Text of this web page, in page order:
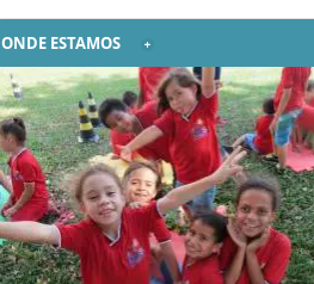
ONDE ESTAMOS